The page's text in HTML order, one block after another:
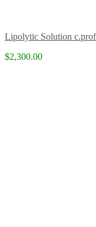
Lipolytic Solution c.prof
$2,300.00